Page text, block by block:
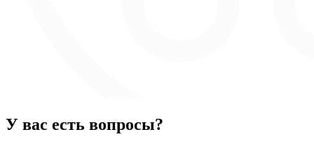
У вас есть вопросы?